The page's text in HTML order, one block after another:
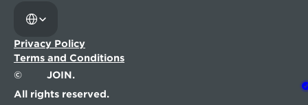
©
JOIN.
All rights reserved.
Privacy Policy
Terms and Conditions